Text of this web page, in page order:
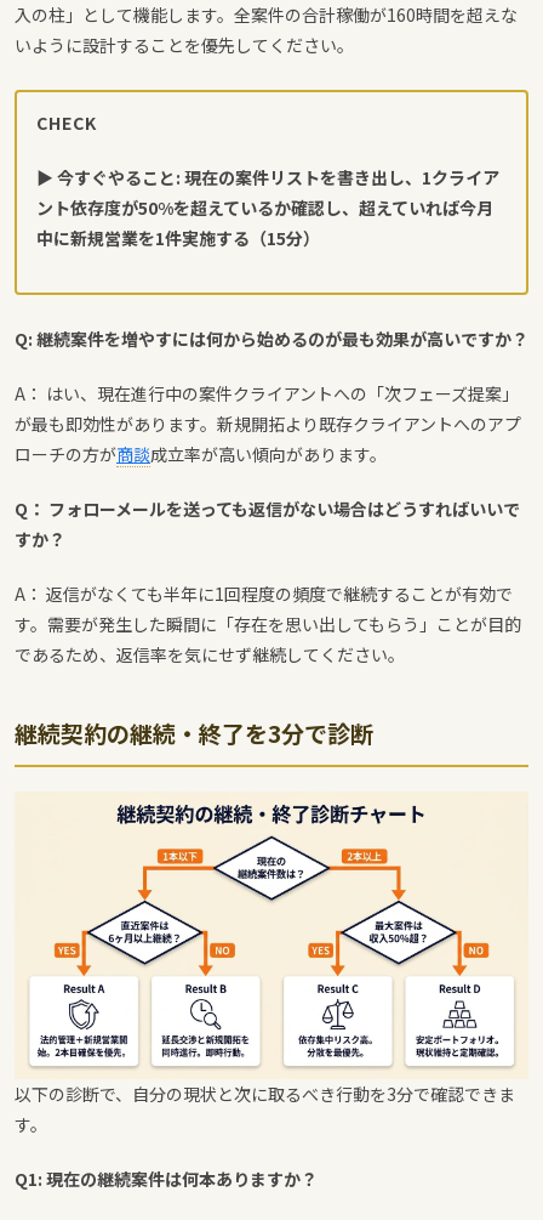
入の柱」として機能します。全案件の合計稼働が160時間を超えな
いように設計することを優先してください。
CHECK
▶ 今すぐやること: 現在の案件リストを書き出し、1クライア
ント依存度が50%を超えているか確認し、超えていれば今月
中に新規営業を1件実施する（15分）
Q: 継続案件を増やすには何から始めるのが最も効果が高いですか？
A： はい、現在進行中の案件クライアントへの「次フェーズ提案」
が最も即効性があります。新規開拓より既存クライアントへのアプ
ローチの方が商談成立率が高い傾向があります。
Q： フォローメールを送っても返信がない場合はどうすればいいで
すか？
A： 返信がなくても半年に1回程度の頻度で継続することが有効で
す。需要が発生した瞬間に「存在を思い出してもらう」ことが目的
であるため、返信率を気にせず継続してください。
継続契約の継続・終了を3分で診断
以下の診断で、自分の現状と次に取るべき行動を3分で確認できま
す。
Q1: 現在の継続案件は何本ありますか？